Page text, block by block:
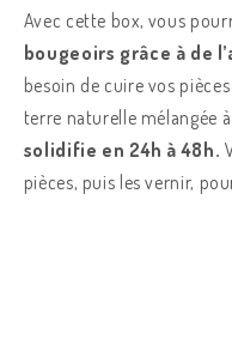
Avec cette box, vous
bougeoirs grâce à de
besoin de cuire vos
terre naturelle mélangée
solidifie en 24h à 48h.
pièces, puis les vernir,